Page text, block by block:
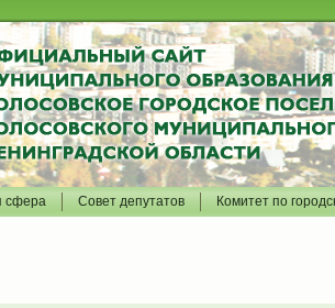
сфера Совет депутатов Комитет по